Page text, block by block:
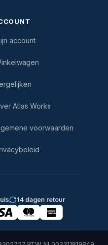
account
Atlas Works
voorwaarden
14 dagen retour